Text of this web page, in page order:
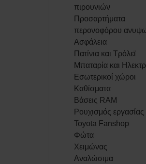
πιρουνιών
Προσαρτήματα
περονοφόρου
Ασφάλεια
Πατίνια και Τρόλεϊ
Μπαταρία και
Εσωτερικοί χώροι
Καθίσματα
Βάσεις RAM
Ρουχισμός εργασίας
Toyota Fanshop
Φώτα
Χειμώνας
Αναλώσιμα